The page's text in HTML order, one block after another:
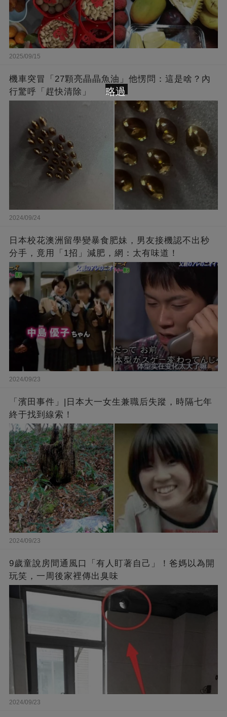
2025/09/15
機車突冒「27顆亮晶晶魚油」他愣問：這是啥？內
行驚呼「趕快清除」
2024/09/24
日本校花澳洲留學變暴食肥妹，男友接機認不出秒
分手，竟用「1招」減肥，網：太有味道！
2024/09/23
「濱田事件」|日本大一女生兼職后失蹤，時隔七年
終于找到線索！
2024/09/23
9歲童說房間通風口「有人盯著自己」！爸媽以為開
玩笑，一周後家裡傳出臭味
2024/09/23
略過